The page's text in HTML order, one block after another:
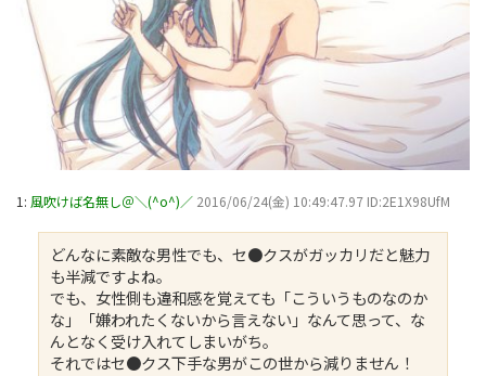
1: 風吹けば名無し＠＼(^o^)／ 2016/06/24(金) 10:49:47.97 ID:2E1X98UfM
どんなに素敵な男性でも、セ●クスがガッカリだと魅力
も半減ですよね。
でも、女性側も違和感を覚えても「こういうものなのか
な」「嫌われたくないから言えない」なんて思って、な
んとなく受け入れてしまいがち。
それではセ●クス下手な男がこの世から減りません！